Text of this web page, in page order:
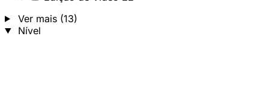
Ver mais (13)
Nível